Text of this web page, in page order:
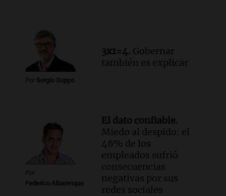
Por Sergio Suppo
3x1=4. Gobernar
también es explicar
Por
Federico Albarenque
El dato confiable.
Miedo al despido: el
46% de los
empleados sufrió
consecuencias
negativas por sus
redes sociales